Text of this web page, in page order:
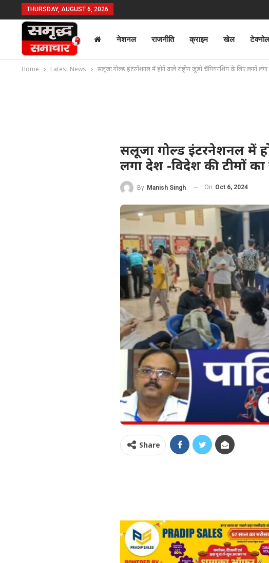
THURSDAY, AUGUST 6, 2026
नेशनल राजनीति क्राइम खेल
Home Latest News सलूजा गोल्ड इंटरनेशनल में होने वाले राष्ट्रीय जुडो चैंपियनशिप के लिए लगने
सलूजा गोल्ड इंटरनेशनल में
लगा देश -विदेश की टीमों का
By Manish Singh On Oct 6, 2024
Share